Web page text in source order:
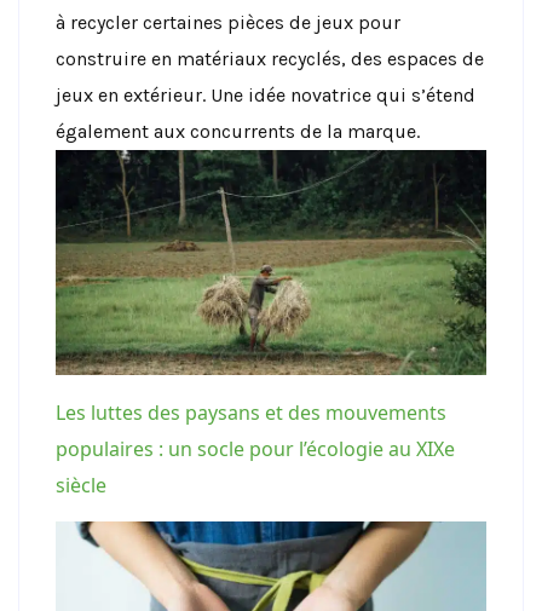
à recycler certaines pièces de jeux pour
construire en matériaux recyclés, des espaces de
jeux en extérieur. Une idée novatrice qui s’étend
également aux concurrents de la marque.
Les luttes des paysans et des mouvements
populaires : un socle pour l’écologie au XIXe
siècle